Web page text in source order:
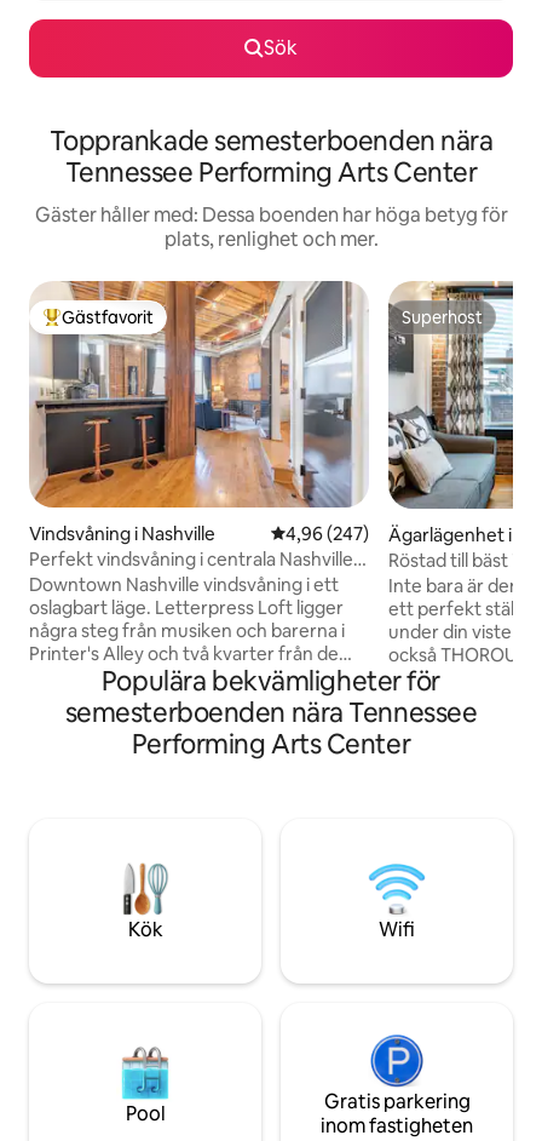
Sök
Topprankade semesterboenden nära
Tennessee Performing Arts Center
Gäster håller med: Dessa boenden har höga betyg för
plats, renlighet och mer.
Populär gästfavorit
Gästfavorit
Vindsvåning i Nashville 4,96 av 5 i genomsnittligt
4,96 (247)
Perfekt vindsvåning i centrala Nashville –
Letterpress Loft
Downtown Nashville vindsvåning i ett
oslagbart läge. Letterpress Loft ligger
några steg från musiken och barerna i
Printer's Alley och två kvarter från de
främsta honky tonks i centrala Broadway
Avenue. Gångavstånd till Bridgestone
Arena, Titan's Nissan Stadium, Ryman
Auditorium, Country Music Hall of Fame
ursprungligen 1905 men har alla
moderna bekvämligheter i dag.
Superhost
Superhost
Ägarlägenhet i
Röstad till bäst i
Fantastisk Condo!
Inte bara är
ett perfekt ställe
under din vistelse
också
SANERAT och är
UTRYMME för
arbete hemifrån
Eklektiska
morgonen innan
utforska staden
Populära bekvämligheter för
semesterboenden nära Tennessee
Performing Arts Center
Kök Wifi
Pool
Gratis parkering
inom fastigheten